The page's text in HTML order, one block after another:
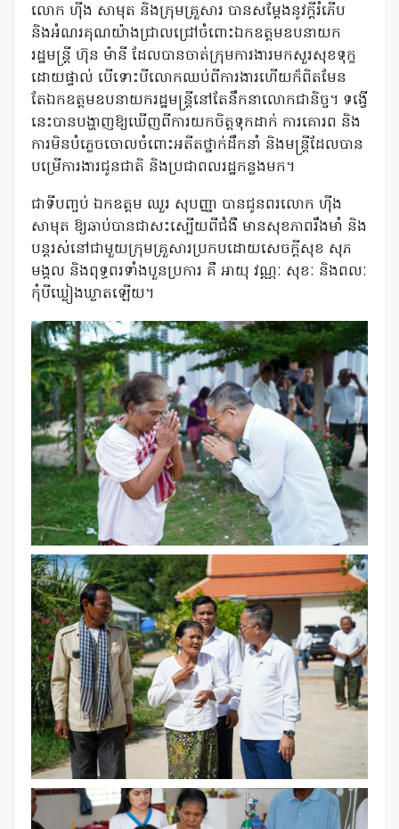
លោក ហ៊ីង សាមុត និងក្រុមគ្រួសារ បានសម្តែងនូវក្តីរំភើប
និងអំណរគុណយ៉ាងជ្រាលជ្រៅចំពោះឯកឧត្តមឧបនាយក
រដ្ឋមន្រ្តី ហ៊ុន ម៉ានី ដែលបានចាត់ក្រុមការងារមកសួរសុខទុក្ខ
ដោយផ្ទាល់ បើទោះបីលោកឈប់ពីការងារហើយក៏ពិតមែន
តែឯកឧត្តមឧបនាយករដ្ឋមន្រ្តីនៅតែនឹកនាលោកជានិច្ច។ ទង្វើ
នេះបានបង្ហាញឱ្យឃើញពីការយកចិត្តទុកដាក់ ការគោរព និង
ការមិនបំភ្លេចចោលចំពោះអតីតថ្នាក់ដឹកនាំ និងមន្ត្រីដែលបាន
បម្រើការងារជូនជាតិ និងប្រជាពលរដ្ឋកន្លងមក។
ជាទីបញ្ចប់ ឯកឧត្តម ឈួរ សុបញ្ញា បានជូនពរលោក ហ៊ីង
សាមុត ឱ្យឆាប់បានជាសះស្បើយពីជំងឺ មានសុខភាពរឹងមាំ និង
បន្តរស់នៅជាមួយក្រុមគ្រួសារប្រកបដោយសេចក្តីសុខ សុភ
មង្គល និងពុទ្ធពរទាំងបួនប្រការ គឺ អាយុ វណ្ណៈ សុខៈ និងពលៈ
កុំបីឃ្លៀងឃ្លាតឡើយ។